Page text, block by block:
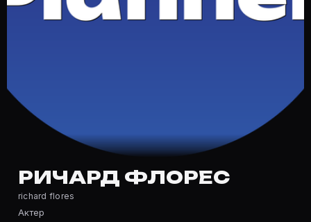
Частые вопросы о Ричард Флорес
Полный список — на Movie Planner: https://movie-
Кто такой(ая) Ричард Флорес?
Ричард Флорес — Актер. Биография и роли на
Где открыть фильмографию Ричард Флорес?
На Movie Planner: https://movie-planner.ru/s/
РИЧАРД ФЛОРЕС
richard flores
Актер